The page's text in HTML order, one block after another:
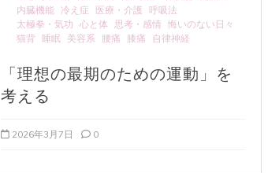
内臓機能
冷え症 医療・介護 呼吸法
太極拳・気功 心と体 思考・感情 悔いのない日々
猫背
睡眠 美容系 腰痛 膝痛 自律神経
「理想の最期のための運動」を
考える
2026年3月7日 0